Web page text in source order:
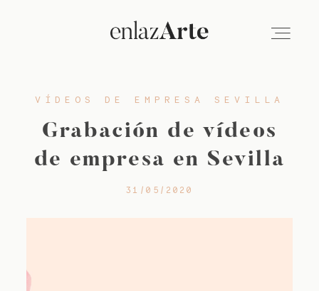
VÍDEO
FOTOGRAFÍA
VÍDEOS DE EMPRESA SEVILLA
Grabación de vídeos
de empresa en Sevilla
31/05/2020